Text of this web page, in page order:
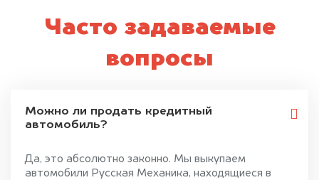
Часто задаваемые
вопросы
Можно ли продать кредитный
автомобиль?
Да, это абсолютно законно. Мы выкупаем
автомобили Русская Механика, находящиеся в